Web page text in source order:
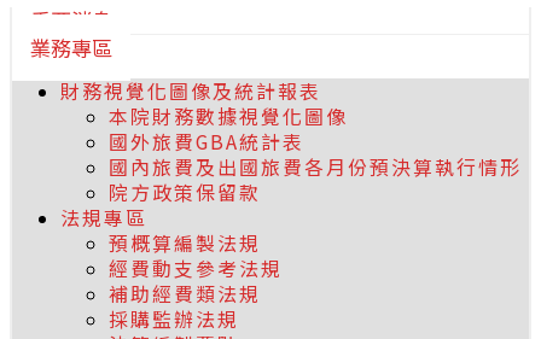
重要消息
業務專區
財務視覺化圖像及統計報表
本院財務數據視覺化圖像
國外旅費GBA統計表
國內旅費及出國旅費各月份預決算執行情形
院方政策保留款
法規專區
預概算編製法規
經費動支參考法規
補助經費類法規
採購監辦法規